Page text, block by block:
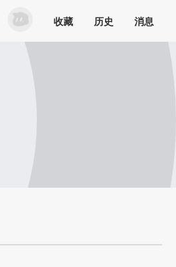
收藏 历史 消息